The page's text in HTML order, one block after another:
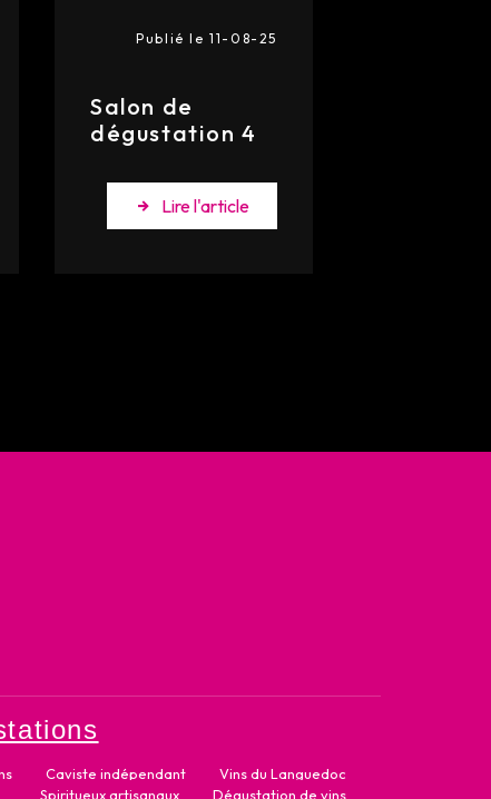
Publié le 11-08-25
Salon de
dégustation 4
Lire l'article
Caviste indépendant
Vins du Languedoc
Spiritueux artisanaux
Dégustation de vins